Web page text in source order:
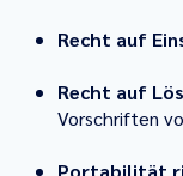
Recht auf
Recht auf
Vorschriften
Portabilität